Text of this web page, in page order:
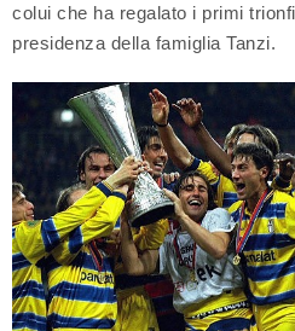
colui che ha regalato i primi
presidenza della famiglia Tanzi.